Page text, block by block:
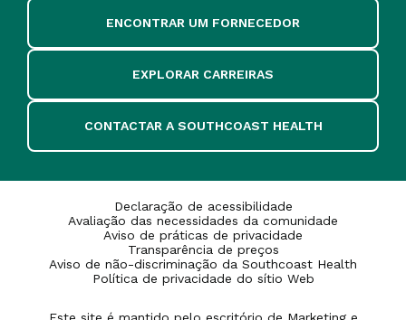
ENCONTRAR UM FORNECEDOR
EXPLORAR CARREIRAS
CONTACTAR A SOUTHCOAST HEALTH
Declaração de acessibilidade
Avaliação das necessidades da comunidade
Aviso de práticas de privacidade
Transparência de preços
Aviso de não-discriminação da Southcoast Health
Política de privacidade do sítio Web
Este site é mantido pelo escritório de Marketing e